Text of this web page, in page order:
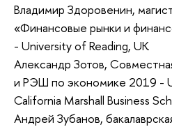
Владимир Здоровенин,
«Финансовые рынки и
- University of Reading, UK
Александр Зотов,
и РЭШ по экономике 2019 -
California Marshall Business
Андрей Зубанов,